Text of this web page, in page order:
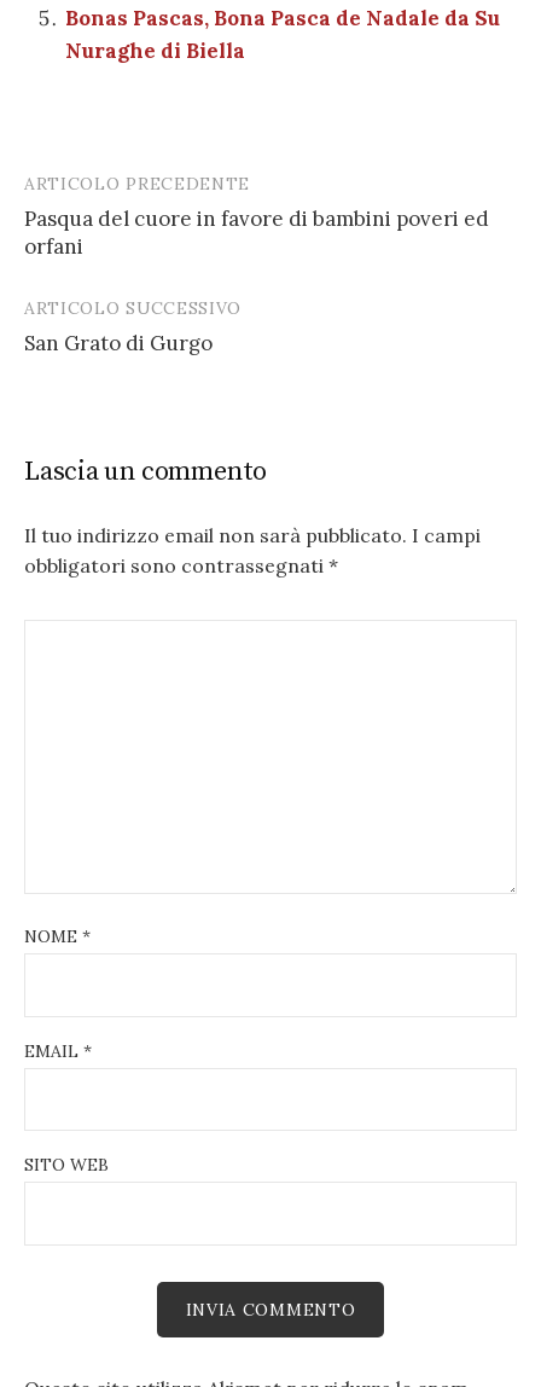
Bonas Pascas, Bona Pasca de Nadale da Su
Nuraghe di Biella
Post
navigation
ARTICOLO PRECEDENTE
Pasqua del cuore in favore di bambini poveri ed
orfani
ARTICOLO SUCCESSIVO
San Grato di Gurgo
Lascia un commento
Il tuo indirizzo email non sarà pubblicato. I campi
obbligatori sono contrassegnati *
NOME *
EMAIL *
SITO WEB